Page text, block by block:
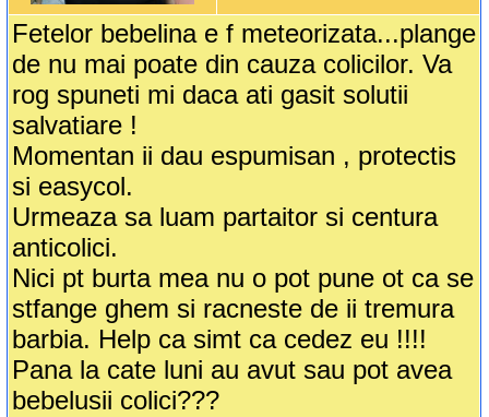
Fetelor bebelina e f meteorizata...plange
de nu mai poate din cauza colicilor. Va
rog spuneti mi daca ati gasit solutii
salvatiare !
Momentan ii dau espumisan , protectis
si easycol.
Urmeaza sa luam partaitor si centura
anticolici.
Nici pt burta mea nu o pot pune ot ca se
stfange ghem si racneste de ii tremura
barbia. Help ca simt ca cedez eu !!!!
Pana la cate luni au avut sau pot avea
bebelusii colici???